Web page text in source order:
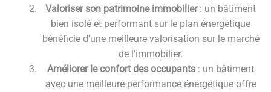
Valoriser son patrimoine immobilier: un bâtiment
bien isolé et performant sur le plan énergétique
bénéficie d’une meilleure valorisation sur le marché
de l’immobilier.
Améliorer le confort des occupants : un bâtiment
avec une meilleure performance énergétique offre